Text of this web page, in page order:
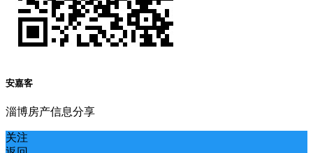
安嘉客
淄博房产信息分享
关注